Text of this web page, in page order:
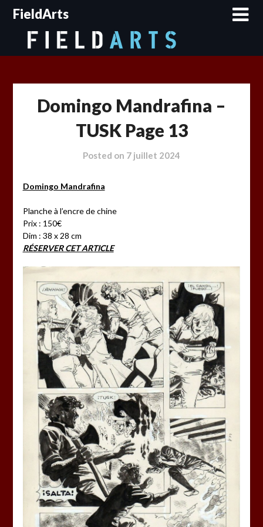
SkipFieldArts
Domingo Mandrafina –
TUSK Page 13
Posted on 7 juillet 2024
Domingo Mandrafina
Planche à l’encre de chine
Prix : 150€
Dim : 38 x 28 cm
RÉSERVER CET ARTICLE